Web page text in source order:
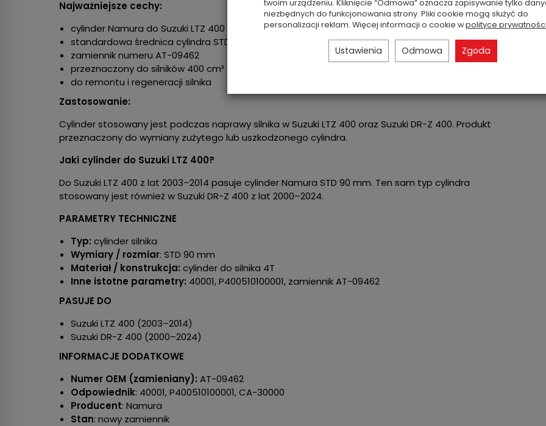
Najważniejsze cechy:
cylinder Namura do Suzuki LTZ 400 i DR-Z 400
standardowa średnica cylindra STD 90 mm
zamiennik numeru AT-09462
przeznaczony do silników 400 cm³
do remontu i regeneracji silnika
Zastosowanie:
Cylinder stosowany jest podczas naprawy silnika w Suzuki LTZ 400 oraz Suzuki DR-Z 400. Produkt
przeznaczony do wymiany zużytego lub uszkodzonego cylindra.
Jaki cylinder do Suzuki LTZ 400?
Do Suzuki LTZ 400 z lat 2003–2014 pasuje cylinder Namura STD 90 mm. Ten sam typ cylindra
stosowany jest również w Suzuki DR-Z 400 z lat 2000–2024.
PARAMETRY TECHNICZNE
Typ: cylinder silnika
Wymiary / rozmiar: STD 90 mm
Materiał / konstrukcja: cylinder do silnika 4T
Inne istotne parametry: 40001, P400510100001, zamiennik AT-09462
PASUJE DO
Suzuki LTZ 400 (2003–2014)
Suzuki DR-Z 400 (2000–2024)
INFORMACJE DODATKOWE
Numer OEM (zamieniany): AT-09462
Odpowiednik: 40001, P400510100001, CA-30000
Producent: Namura
Stan: nowy zamiennik
twoim urządzeniu. Kliknięcie “Odmowa” oznacza zapisywanie tylko
niezbędnych do funkcjonowania strony. Pliki cookie mogą służyć do
personalizacji reklam. Więcej informacji o cookie wpolityce prywatności
Ustawienia Odmowa Zgoda